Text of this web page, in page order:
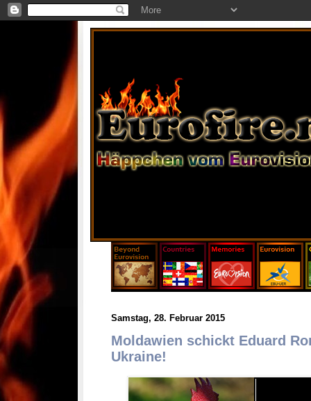
Samstag, 28. Februar 2015
Moldawien schickt Eduard
Ukraine!